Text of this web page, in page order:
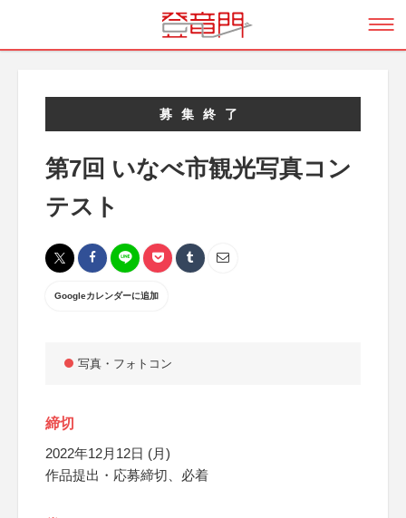
募集終了
第7回 いなべ市観光写真コン
テスト
Googleカレンダーに追加
写真・フォトコン
締切
2022年12月12日 (月)
作品提出・応募締切、必着